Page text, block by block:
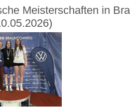
Meisterschaften in